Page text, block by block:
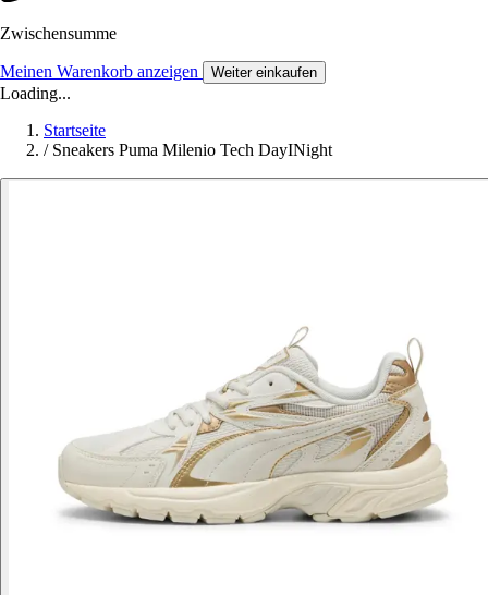
Zwischensumme
Meinen Warenkorb anzeigen Weiter einkaufen
Loading...
Startseite
/ Sneakers Puma Milenio Tech DayINight